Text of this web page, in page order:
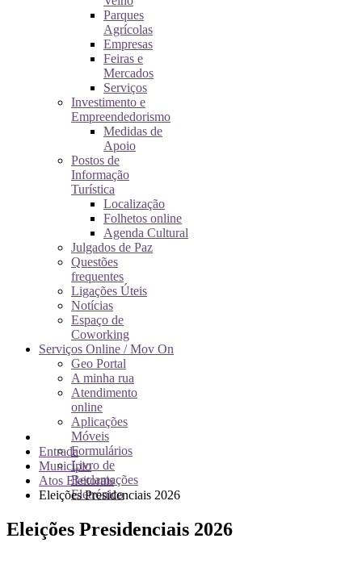
Parques
Agrícolas
Empresas
Feiras e
Mercados
Serviços
Investimento e
Empreendedorismo
Medidas de
Apoio
Postos de
Informação
Turística
Localização
Folhetos online
Agenda Cultural
Julgados de Paz
Questões
frequentes
Ligações Úteis
Notícias
Espaço de
Coworking
Serviços Online / Mov On
Geo Portal
A minha rua
Atendimento
online
Aplicações
Móveis
Formulários
Livro de
Reclamações
Eletrónico
Entrada
Município
Atos Eleitorais
Eleições Presidenciais 2026
Eleições Presidenciais 2026